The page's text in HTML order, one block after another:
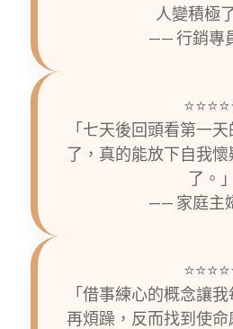
人變積極
—— 行銷專
「七天後回頭看第一
了，真的能放下自我
了。」
—— 家庭主
「借事練心的概念讓
再煩躁，反而找到使命